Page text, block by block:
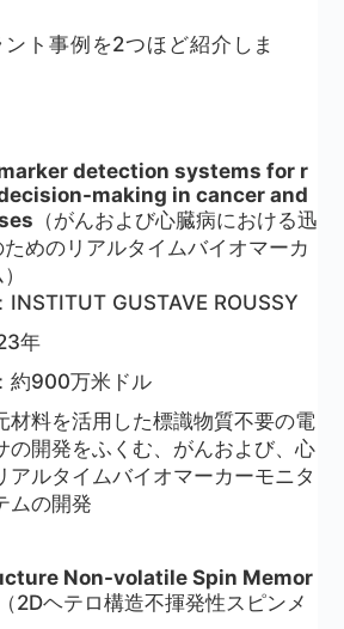
ト事例を2つほど紹介しま
detection systems for r
making in cancer and
（がんおよび心臓病における迅
めのリアルタイムバイオマーカ
INSTITUT GUSTAVE ROUSSY
年
約900万米ドル
材料を活用した標識物質不要の電
の開発をふくむ、がんおよび、心
アルタイムバイオマーカーモニタ
ムの開発
Non-volatile Spin Memor
2Dヘテロ構造不揮発性スピンメ